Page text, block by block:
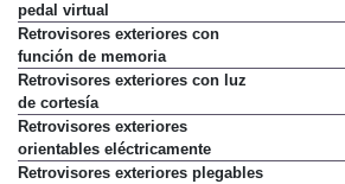
pedal virtual
Retrovisores exteriores con
función de memoria
Retrovisores exteriores con luz
de cortesía
Retrovisores exteriores
orientables eléctricamente
Retrovisores exteriores plegables